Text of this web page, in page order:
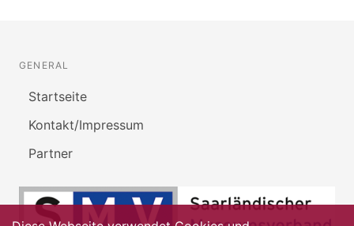
GENERAL
Startseite
Kontakt/Impressum
Partner